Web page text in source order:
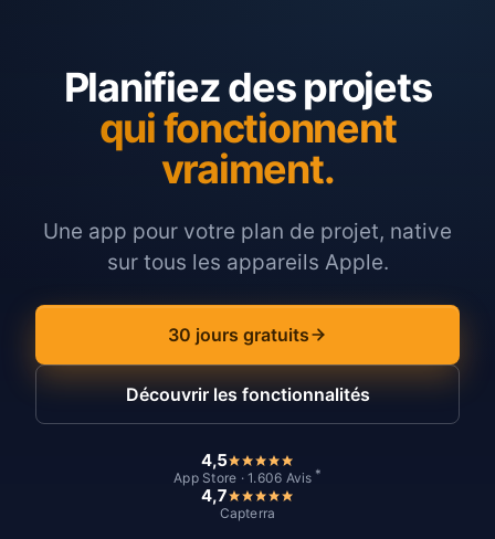
Planifiez des projets
qui fonctionnent
vraiment.
Une app pour votre plan de projet, native
sur tous les appareils Apple.
30 jours gratuits
Découvrir les fonctionnalités
4,5
App Store · 1.606 Avis *
4,7
Capterra